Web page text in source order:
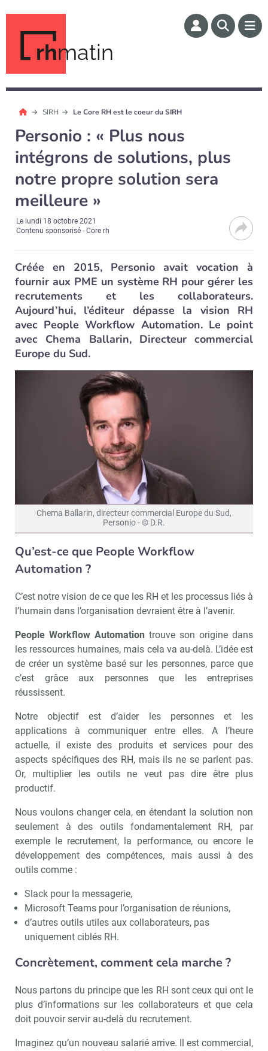
rhmatin
SIRH Le Core RH est le coeur du SIRH
Personio : « Plus nous
intégrons de solutions, plus
notre propre solution sera
meilleure »
Le lundi 18 octobre 2021
Contenu sponsorisé - Core rh
Créée en 2015, Personio avait vocation à
fournir aux PME un système RH pour gérer les
recrutements et les collaborateurs.
Aujourd’hui, l’éditeur dépasse la vision RH
avec People Workflow Automation. Le point
avec Chema Ballarin, Directeur commercial
Europe du Sud.
Chema Ballarin, directeur commercial Europe du Sud,
Personio - © D.R.
Qu’est-ce que People Workflow
Automation ?
C’est notre vision de ce que les RH et les processus liés à
l’humain dans l’organisation devraient être à l’avenir.
People Workflow Automation trouve son origine dans
les ressources humaines, mais cela va au-delà. L’idée est
de créer un système basé sur les personnes, parce que
c’est grâce aux personnes que les entreprises
réussissent.
Notre objectif est d’aider les personnes et les
applications à communiquer entre elles. A l’heure
actuelle, il existe des produits et services pour des
aspects spécifiques des RH, mais ils ne se parlent pas.
Or, multiplier les outils ne veut pas dire être plus
productif.
Nous voulons changer cela, en étendant la solution non
seulement à des outils fondamentalement RH, par
exemple le recrutement, la performance, ou encore le
développement des compétences, mais aussi à des
outils comme :
Slack pour la messagerie,
Microsoft Teams pour l’organisation de réunions,
d’autres outils utiles aux collaborateurs, pas
uniquement ciblés RH.
Concrètement, comment cela marche ?
Nous partons du principe que les RH sont ceux qui ont le
plus d’informations sur les collaborateurs et que cela
doit pouvoir servir au-delà du recrutement.
Imaginez qu’un nouveau salarié arrive. Il est commercial,